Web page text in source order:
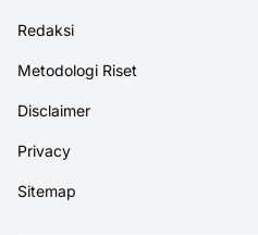
Redaksi
Metodologi Riset
Disclaimer
Privacy
Sitemap